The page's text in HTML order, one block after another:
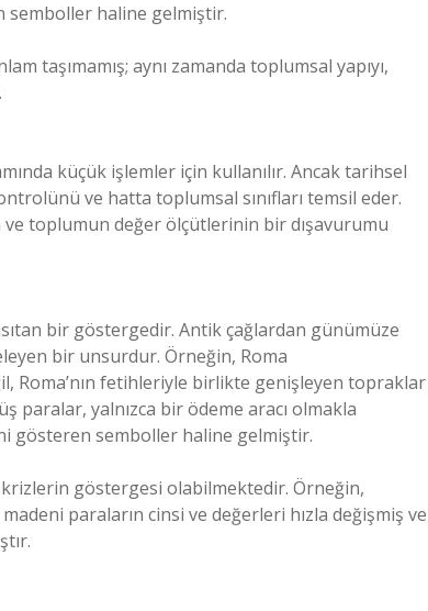
semboller haline gelmiştir.
taşımamış; aynı zamanda toplumsal yapıyı,
küçük işlemler için kullanılır. Ancak tarihsel
ve hatta toplumsal sınıfları temsil eder.
ve toplumun değer ölçütlerinin bir dışavurumu
bir göstergedir. Antik çağlardan günümüze
bir unsurdur. Örneğin, Roma
Roma’nın fetihleriyle birlikte genişleyen topraklar
paralar, yalnızca bir ödeme aracı olmakla
gösteren semboller haline gelmiştir.
göstergesi olabilmektedir. Örneğin,
paraların cinsi ve değerleri hızla değişmiş ve